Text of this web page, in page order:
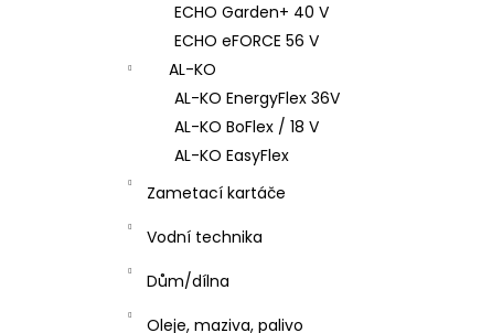
ECHO Garden+ 40 V
ECHO eFORCE 56 V
AL-KO
AL-KO EnergyFlex 36V
AL-KO BoFlex / 18 V
AL-KO EasyFlex
Zametací kartáče
Vodní technika
Dům/dílna
Oleje, maziva, palivo